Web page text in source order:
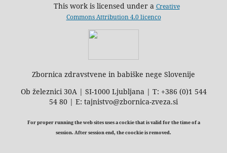
This work is licensed under a Creative
Commons Attribution 4.0 licenco
Zbornica zdravstvene in babiške nege Slovenije
Ob železnici 30A | SI-1000 Ljubljana | T: +386 (0)1 544
54 80 | E: tajnistvo@zbornica-zveza.si
For proper running the web sites uses a cockie that is valid for the time of a
session. After session end, the coockie is removed.